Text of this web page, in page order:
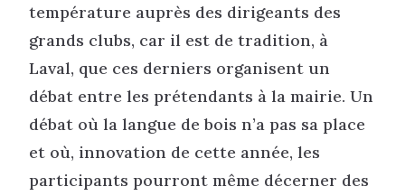
température auprès des dirigeants des
grands clubs, car il est de tradition, à
Laval, que ces derniers organisent un
débat entre les prétendants à la mairie. Un
débat où la langue de bois n’a pas sa place
et où, innovation de cette année, les
participants pourront même décerner des